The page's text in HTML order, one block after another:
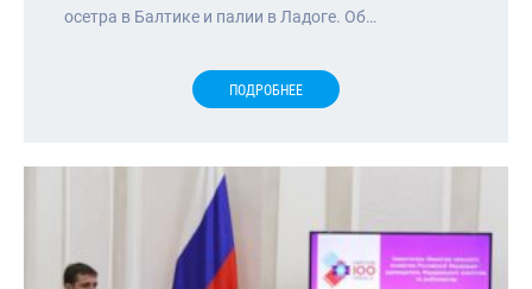
осетра в Балтике и палии в Ладоге. Об…
ПОДРОБНЕЕ